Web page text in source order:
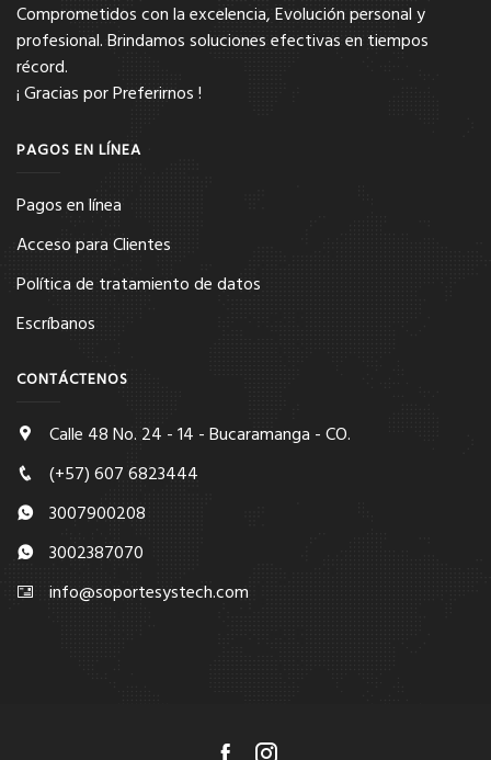
Comprometidos con la excelencia, Evolución personal y
profesional. Brindamos soluciones efectivas en tiempos
récord.
¡ Gracias por Preferirnos !
PAGOS EN LÍNEA
Pagos en línea
Acceso para Clientes
Política de tratamiento de datos
Escríbanos
CONTÁCTENOS
Calle 48 No. 24 - 14 - Bucaramanga - CO.
(+57) 607 6823444
3007900208
3002387070
info@soportesystech.com